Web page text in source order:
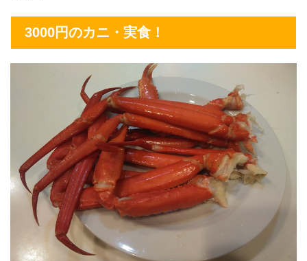
3000円のカニ・実食！